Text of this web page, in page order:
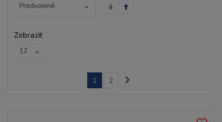
Predvolené
Zobraziť
12
1 2